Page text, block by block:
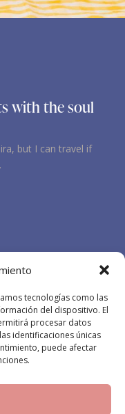
tecnologías como las
del dispositivo. El
procesar datos
identificaciones únicas
puede afectar
with the soul
but I can travel if